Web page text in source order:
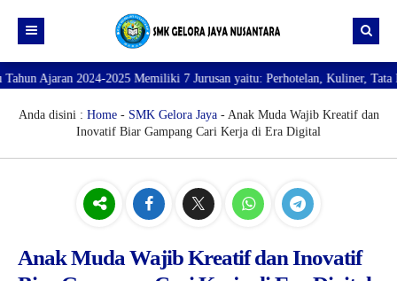
Beranda
Profil
SARANA PRASARANA
DATA GURU
2024-2025 Memiliki 7 Jurusan yaitu: Perhotelan, Kuliner, Tata
Anda disini : Home- SMK Gelora Jaya- Anak Muda Wajib Kreatif dan
Inovatif Biar Gampang Cari Kerja di Era Digital
Anak Muda Wajib Kreatif dan Inovatif